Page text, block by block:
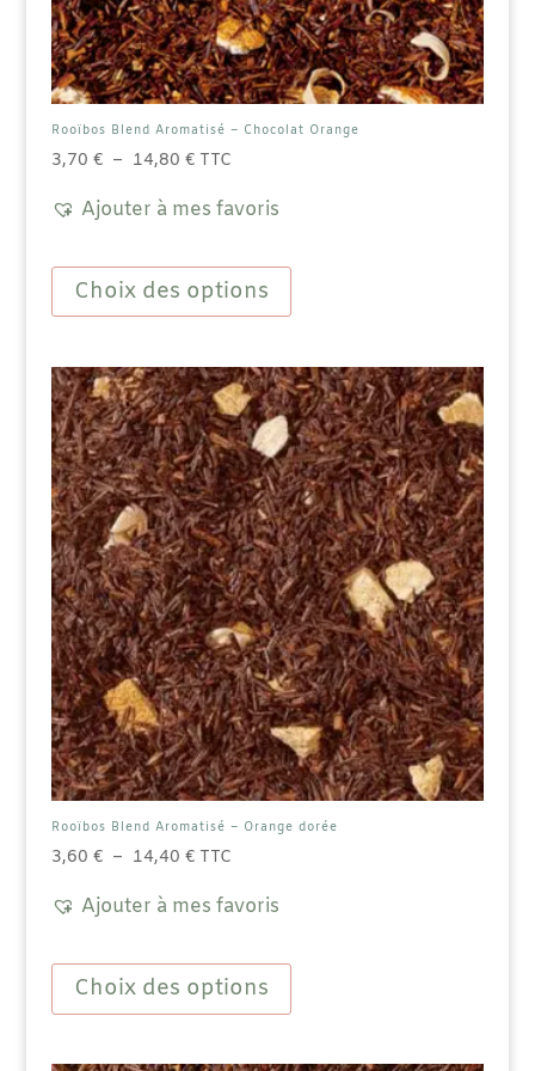
Rooïbos Blend Aromatisé – Chocolat Orange
3,70 € – 14,80 €Plage
prix :
à
14,80 €
TTC
Ajouter à mes favoris
Choix des options
produit
plusieurs
options
peuvent
être
choisies
sur
la
page
du
produit
Rooïbos Blend Aromatisé – Orange dorée
3,60 € – 14,40 €Plage
prix :
à
14,40 €
TTC
Ajouter à mes favoris
Choix des options
produit
plusieurs